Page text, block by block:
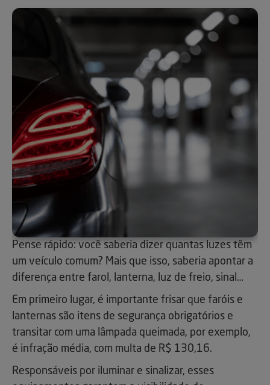
Pense rápido: você saberia dizer quantas luzes têm
um veículo comum? Mais que isso, saberia apontar a
diferença entre farol, lanterna, luz de freio, sinal…
Em primeiro lugar, é importante frisar que faróis e
lanternas são itens de segurança obrigatórios e
transitar com uma lâmpada queimada, por exemplo,
é infração média, com multa de R$ 130,16.
Responsáveis por iluminar e sinalizar, esses